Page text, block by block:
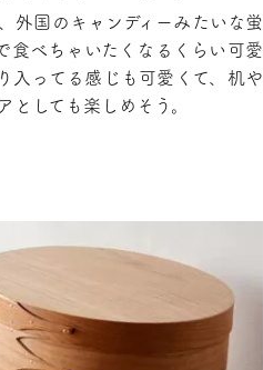
外国のキャンディーみたいな蛍
食べちゃいたくなるくらい可愛
入ってる感じも可愛くて、机や
としても楽しめそう。